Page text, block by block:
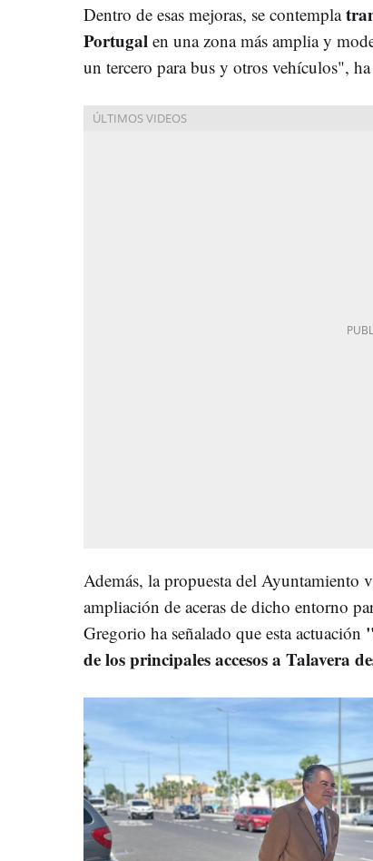
Dentro de esas mejoras, se contempla
Portugal en una zona más amplia y
un tercero para bus y otros vehículos",
Además, la propuesta del
ampliación de aceras de dicho entorno
Gregorio ha señalado que esta actuación
de los principales accesos a Talavera